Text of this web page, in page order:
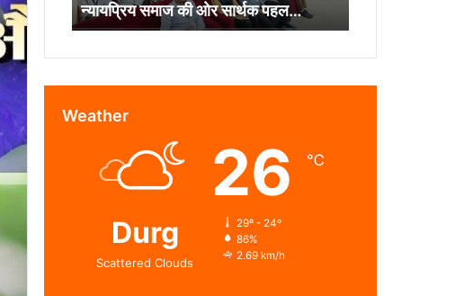
की
ओर
न्यायप्रिय समाज की ओर सार्थक पहल…
Weather
Durg
Scattered Clouds
26 ℃
29º - 24º
86%
2.69 km/h